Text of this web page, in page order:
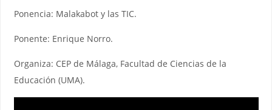
Ponencia: Malakabot y las TIC.
Ponente: Enrique Norro.
Organiza: CEP de Málaga, Facultad de Ciencias de la
Educación (UMA).